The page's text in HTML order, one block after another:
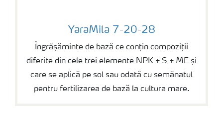
YaraMila 7-20-28
YaraMila 7-20-28
Îngrășăminte de bază ce conțin compoziții
diferite din cele trei elemente NPK + S + ME și
care se aplică pe sol sau odată cu semănatul
pentru fertilizarea de bază la cultura mare.